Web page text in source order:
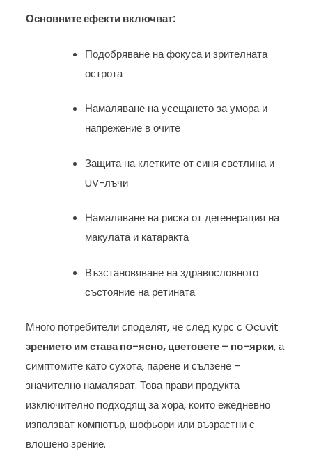
Основните ефекти включват:
Подобряване на фокуса и зрителната
острота
Намаляване на усещането за умора и
напрежение в очите
Защита на клетките от синя светлина и
UV-лъчи
Намаляване на риска от дегенерация на
макулата и катаракта
Възстановяване на здравословното
състояние на ретината
Много потребители споделят, че след курс с Ocuvit
зрението им става по-ясно, цветовете – по-ярки, а
симптомите като сухота, парене и сълзене –
значително намаляват. Това прави продукта
изключително подходящ за хора, които ежедневно
използват компютър, шофьори или възрастни с
влошено зрение.